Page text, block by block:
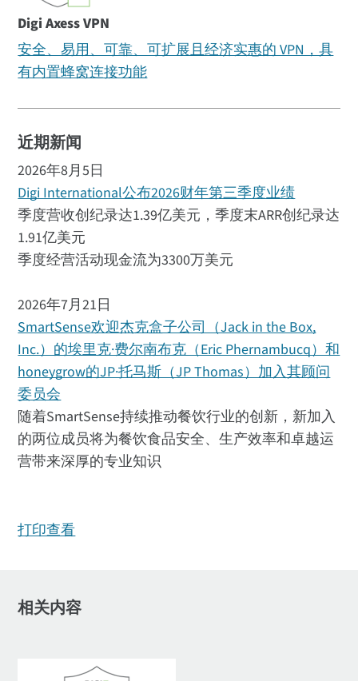
Digi Axess VPN
安全、易用、可靠、可扩展且经济实惠的 VPN，具
有内置蜂窝连接功能
近期新闻
2026年8月5日
Digi International公布2026财年第三季度业绩
季度营收创纪录达1.39亿美元，季度末ARR创纪录达
1.91亿美元
季度经营活动现金流为3300万美元
2026年7月21日
SmartSense欢迎杰克盒子公司（Jack in the Box,
Inc.）的埃里克·费尔南布克（Eric Phernambucq）和
honeygrow的JP·托马斯（JP Thomas）加入其顾问
委员会
随着SmartSense持续推动餐饮行业的创新，新加入
的两位成员将为餐饮食品安全、生产效率和卓越运
营带来深厚的专业知识
打印查看
相关内容